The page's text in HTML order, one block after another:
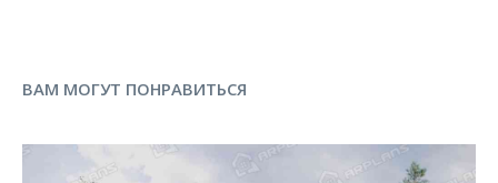
ВАМ МОГУТ ПОНРАВИТЬСЯ